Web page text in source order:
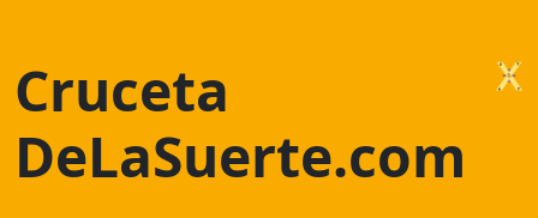
Cruceta
DeLaSuerte.com